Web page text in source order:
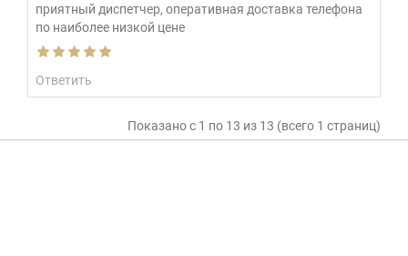
приятный диспетчер, оперативная доставка телефона
по наиболее низкой цене
Ответить
Показано с 1 по 13 из 13 (всего 1 страниц)